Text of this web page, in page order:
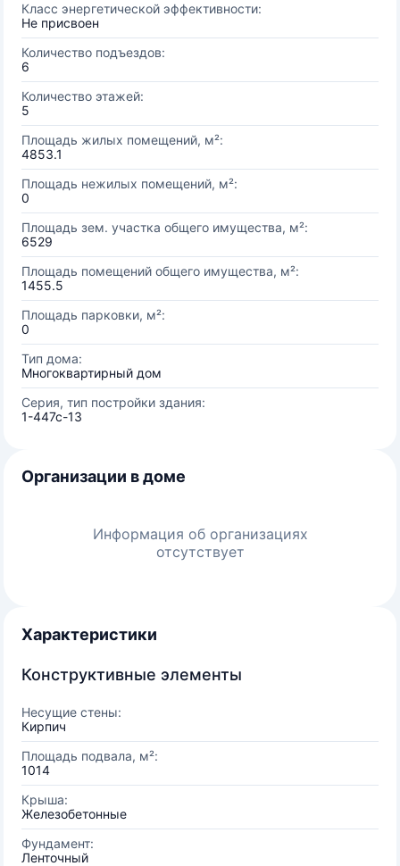
Класс энергетической эффективности:
Не присвоен
Количество подъездов:
6
Количество этажей:
5
Площадь жилых помещений, м²:
4853.1
Площадь нежилых помещений, м²:
0
Площадь зем. участка общего имущества, м²:
6529
Площадь помещений общего имущества, м²:
1455.5
Площадь парковки, м²:
0
Тип дома:
Многоквартирный дом
Серия, тип постройки здания:
1-447с-13
Организации в доме
Информация об организациях
отсутствует
Характеристики
Конструктивные элементы
Несущие стены:
Кирпич
Площадь подвала, м²:
1014
Крыша:
Железобетонные
Фундамент:
Ленточный